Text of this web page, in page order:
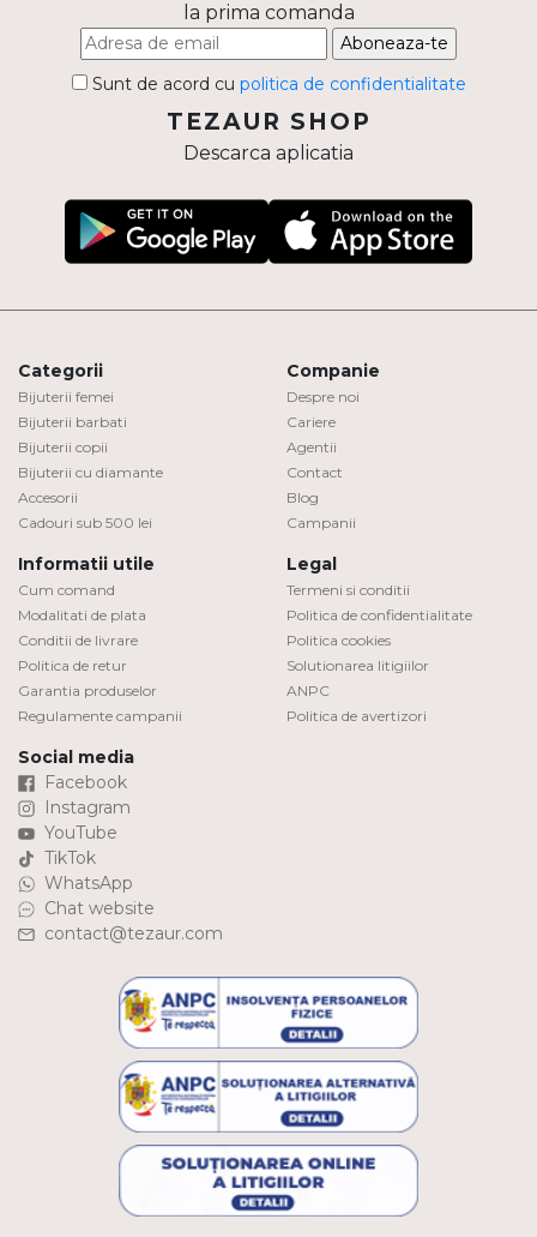
la prima comanda
Aboneaza-te
Sunt de acord cu politica de confidentialitate
TEZAUR SHOP
Descarca aplicatia
Categorii
Bijuterii femei
Bijuterii barbati
Bijuterii copii
Bijuterii cu diamante
Accesorii
Cadouri sub 500 lei
Companie
Despre noi
Cariere
Agentii
Contact
Blog
Campanii
Informatii utile
Cum comand
Modalitati de plata
Conditii de livrare
Politica de retur
Garantia produselor
Regulamente campanii
Legal
Termeni si conditii
Politica de confidentialitate
Politica cookies
Solutionarea litigiilor
ANPC
Politica de avertizori
Social media
Facebook
Instagram
YouTube
TikTok
WhatsApp
Chat website
contact@tezaur.com